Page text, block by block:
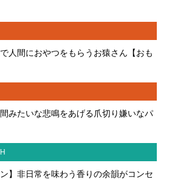
人間におやつをもらうお猿さん【おも
みたいな悲鳴をあげる爪切り嫌いなパ
】非日常を味わう香りの余韻がコンセ